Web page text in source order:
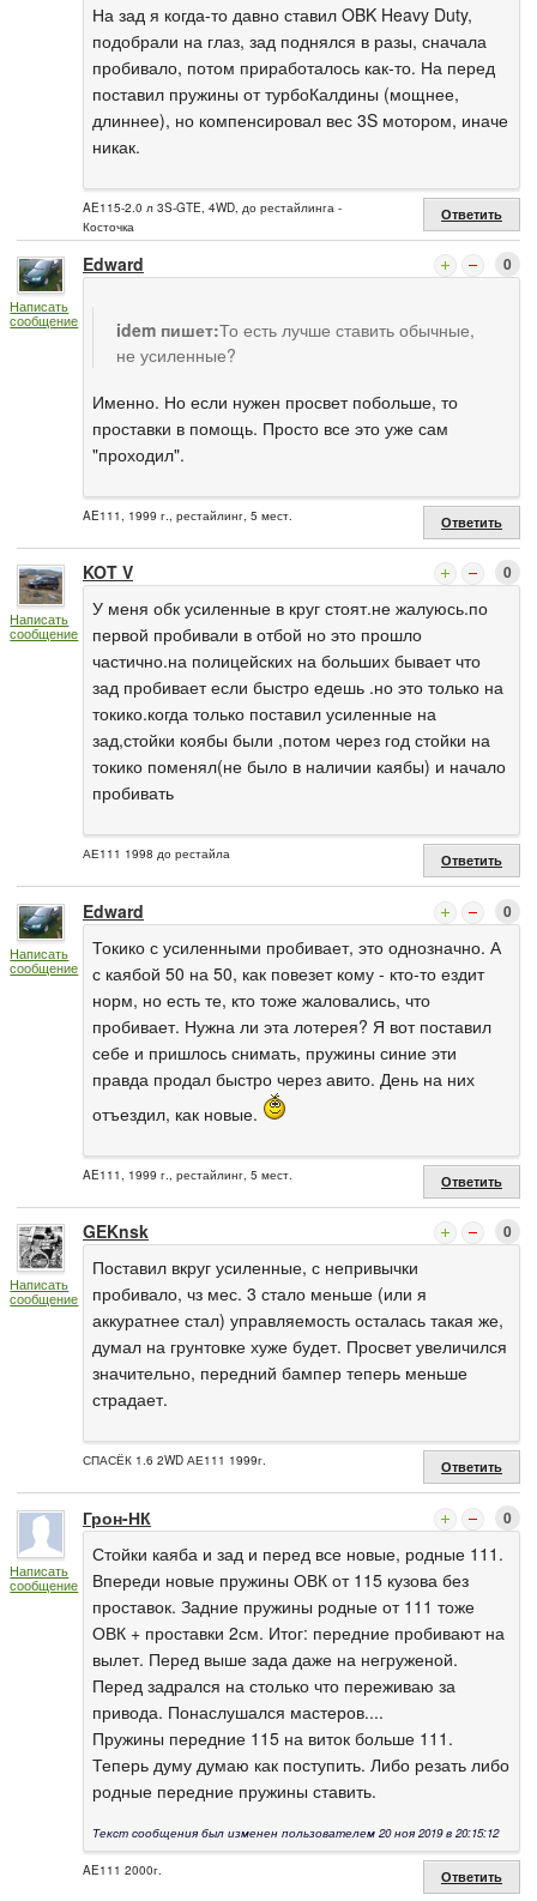
На зад я когда-то давно ставил OBK Heavy Duty,
подобрали на глаз, зад поднялся в разы, сначала
пробивало, потом приработалось как-то. На перед
поставил пружины от турбоКалдины (мощнее,
длиннее), но компенсировал вес 3S мотором, иначе
никак.
AE115-2.0 л 3S-GTE, 4WD, до рестайлинга -
Косточка
Ответить
Написать
сообщение
Edward 0
idem пишет:То есть лучше ставить обычные,
не усиленные?
Именно. Но если нужен просвет побольше, то
проставки в помощь. Просто все это уже сам
"проходил".
AE111, 1999 г., рестайлинг, 5 мест. Ответить
Написать
сообщение
KOT V 0
У меня обк усиленные в круг стоят.не жалуюсь.по
первой пробивали в отбой но это прошло
частично.на полицейских на больших бывает что
зад пробивает если быстро едешь .но это только на
токико.когда только поставил усиленные на
зад,стойки коябы были ,потом через год стойки на
токико поменял(не было в наличии каябы) и начало
пробивать
АЕ111 1998 до рестайла Ответить
Написать
сообщение
Edward 0
Токико с усиленными пробивает, это однозначно. А
с каябой 50 на 50, как повезет кому - кто-то ездит
норм, но есть те, кто тоже жаловались, что
пробивает. Нужна ли эта лотерея? Я вот поставил
себе и пришлось снимать, пружины синие эти
правда продал быстро через авито. День на них
отъездил, как новые.
AE111, 1999 г., рестайлинг, 5 мест. Ответить
Написать
сообщение
GEKnsk 0
Поставил вкруг усиленные, с непривычки
пробивало, чз мес. 3 стало меньше (или я
аккуратнее стал) управляемость осталась такая же,
думал на грунтовке хуже будет. Просвет увеличился
значительно, передний бампер теперь меньше
страдает.
СПАСЁК 1.6 2WD АЕ111 1999г. Ответить
Написать
сообщение
Грон-НК 0
Стойки каяба и зад и перед все новые, родные 111.
Впереди новые пружины ОВК от 115 кузова без
проставок. Задние пружины родные от 111 тоже
ОВК + проставки 2см. Итог: передние пробивают на
вылет. Перед выше зада даже на негруженой.
Перед задрался на столько что переживаю за
привода. Понаслушался мастеров....
Пружины передние 115 на виток больше 111.
Теперь думу думаю как поступить. Либо резать либо
родные передние пружины ставить.
Текст сообщения был изменен пользователем 20 ноя 2019 в 20:15:12
AE111 2000г. Ответить